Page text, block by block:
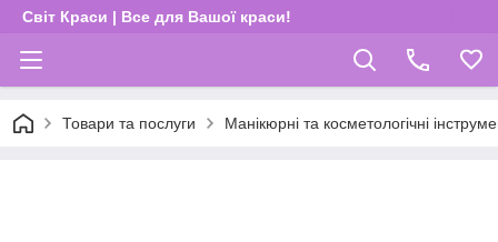
Світ Краси | Все для Вашої краси!
Товари та послуги Манікюрні та косметологічні